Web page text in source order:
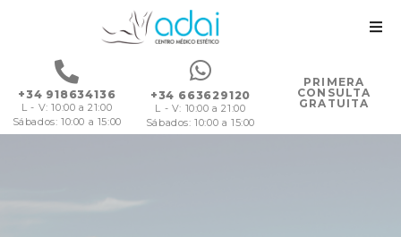
+34 918634136
L - V: 10:00 a 21:00
Sábados: 10:00 a 15:00
+34 663629120
L - V: 10:00 a 21:00
Sábados: 10:00 a 15:00
PRIMERA
CONSULTA
GRATUITA